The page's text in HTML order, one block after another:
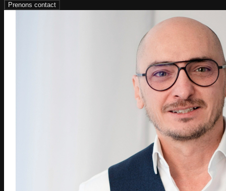
Prenons contact